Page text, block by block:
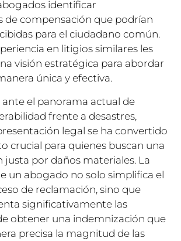
identificar
de compensación que podrían
para el ciudadano común.
en litigios similares les
visión estratégica para abordar
única y efectiva.
ante el panorama actual de
frente a desastres,
legal se ha convertido
crucial para quienes buscan una
justa por daños materiales. La
un abogado no solo simplifica el
de reclamación, sino que
significativamente las
obtener una indemnización que
precisa la magnitud de las